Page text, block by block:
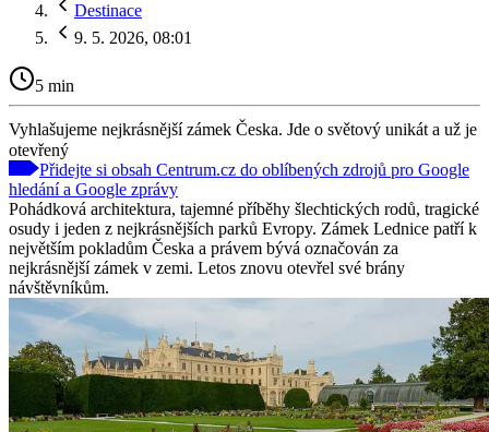
Destinace
9. 5. 2026, 08:01
5 min
Vyhlašujeme nejkrásnější zámek Česka. Jde o světový unikát a už je
otevřený
Přidejte si obsah Centrum.cz do oblíbených zdrojů pro Google
hledání a Google zprávy
Pohádková architektura, tajemné příběhy šlechtických rodů, tragické
osudy i jeden z nejkrásnějších parků Evropy. Zámek Lednice patří k
největším pokladům Česka a právem bývá označován za
nejkrásnější zámek v zemi. Letos znovu otevřel své brány
návštěvníkům.